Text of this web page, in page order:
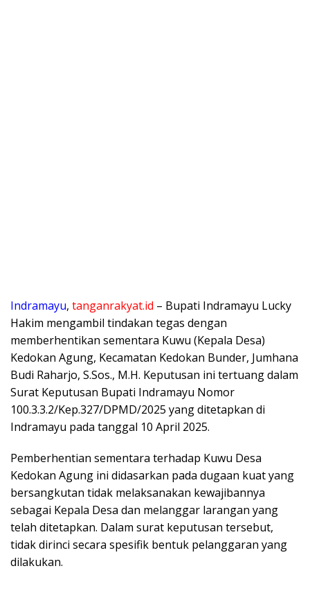
Indramayu, tanganrakyat.id – Bupati Indramayu Lucky
Hakim mengambil tindakan tegas dengan
memberhentikan sementara Kuwu (Kepala Desa)
Kedokan Agung, Kecamatan Kedokan Bunder, Jumhana
Budi Raharjo, S.Sos., M.H. Keputusan ini tertuang dalam
Surat Keputusan Bupati Indramayu Nomor
100.3.3.2/Kep.327/DPMD/2025 yang ditetapkan di
Indramayu pada tanggal 10 April 2025.
Pemberhentian sementara terhadap Kuwu Desa
Kedokan Agung ini didasarkan pada dugaan kuat yang
bersangkutan tidak melaksanakan kewajibannya
sebagai Kepala Desa dan melanggar larangan yang
telah ditetapkan. Dalam surat keputusan tersebut,
tidak dirinci secara spesifik bentuk pelanggaran yang
dilakukan.